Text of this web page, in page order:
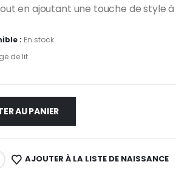
en ajoutant une touche de style
: En stock
de lit
AU PANIER
AJOUTER À LA LISTE DE NAISSANCE